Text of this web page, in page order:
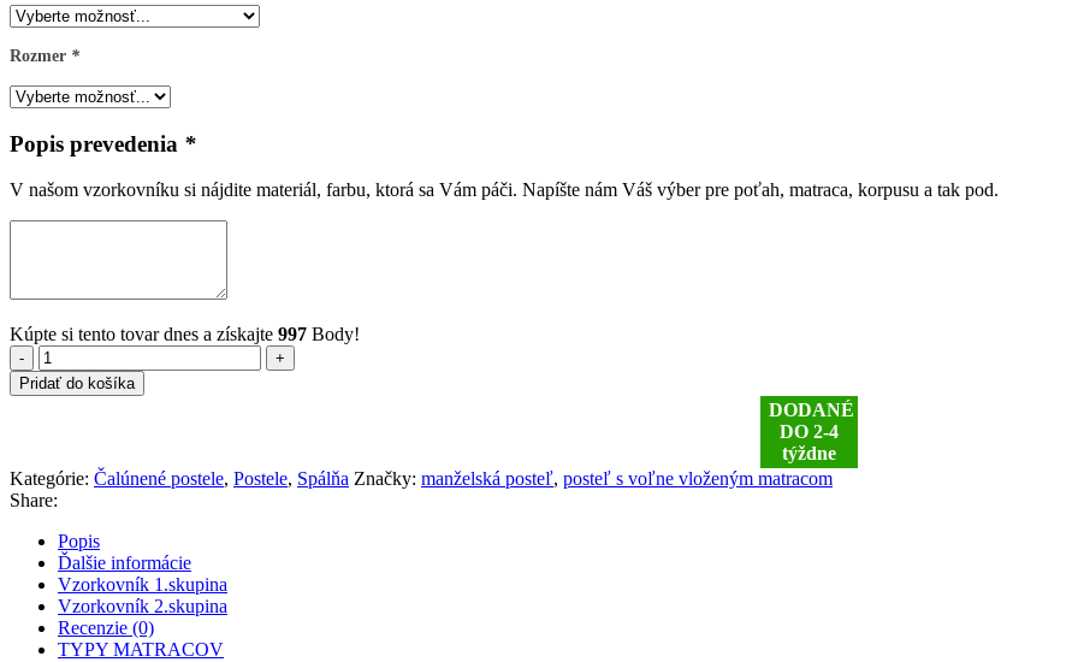
Rozmer *
Popis prevedenia *
V našom vzorkovníku si nájdite materiál, farbu, ktorá sa Vám páči. Napíšte nám Váš výber pre poťah, matraca, korpusu a tak pod.
Kúpte si tento tovar dnes a získajte 997 Body!
množstvo
Manželská
Pridať do košíka
DODANÉ
DO 2-4
týždne
Kategórie: Čalúnené postele, Postele, Spálňa Značky: manželská posteľ, posteľ s voľne vloženým matracom
Share:
Popis
Ďalšie informácie
Vzorkovník 1.skupina
Vzorkovník 2.skupina
Recenzie (0)
TYPY MATRACOV